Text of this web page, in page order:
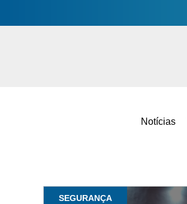
Notícias
SEGURANÇA